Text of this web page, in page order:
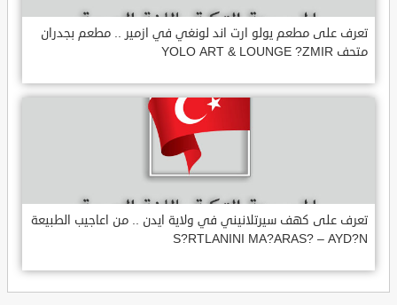
تعرف على مطعم يولو ارت اند لونغي في ازمير .. مطعم بجدران
متحف YOLO ART & LOUNGE ?ZMIR
تعرف على كهف سيرتلانيني في ولاية ايدن .. من اعاجيب الطبيعة
S?RTLANINI MA?ARAS? – AYD?N